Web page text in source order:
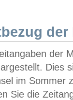
der
der
Dies
im Sommer
Sie die